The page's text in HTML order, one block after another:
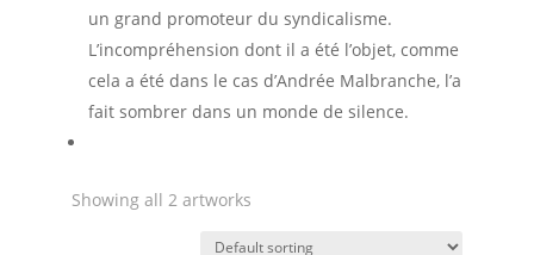
un grand promoteur du syndicalisme.
L’incompréhension dont il a été l’objet, comme
cela a été dans le cas d’Andrée Malbranche, l’a
fait sombrer dans un monde de silence.
Showing all 2 artworks